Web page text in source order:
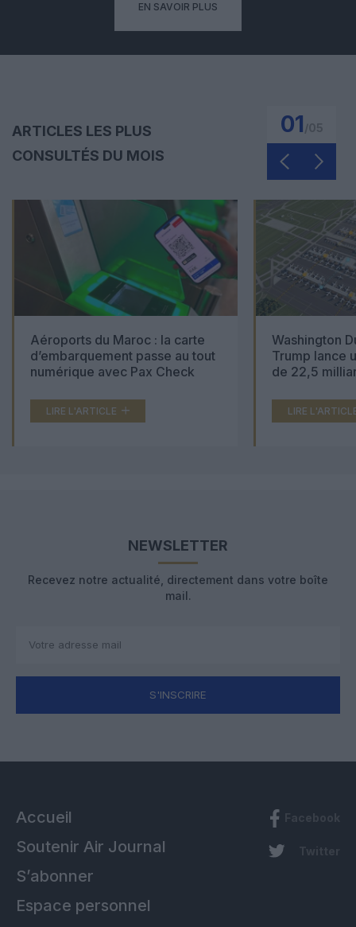
EN SAVOIR PLUS
ARTICLES LES PLUS
CONSULTÉS DU MOIS
01
Aéroports du Maroc : la carte
d’embarquement passe au tout
numérique avec Pax Check
LIRE L'ARTICLE
Washington
Trump lance
de 22,5
LIRE
NEWSLETTER
Recevez notre actualité, directement dans votre boîte
mail.
S'INSCRIRE
Accueil
Soutenir Air Journal
S’abonner
Espace personnel